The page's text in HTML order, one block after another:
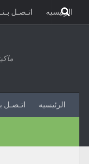
الرئيسيه اتـصـل
ماكينات
الرئيسيه اتـصـل